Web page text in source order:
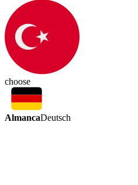
choose
AlmancaDeutsch